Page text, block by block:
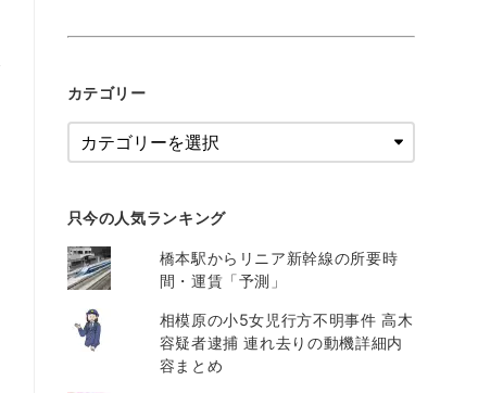
カテゴリー
只今の人気ランキング
橋本駅からリニア新幹線の所要時
間・運賃「予測」
相模原の小5女児行方不明事件 高木
容疑者逮捕 連れ去りの動機詳細内
容まとめ